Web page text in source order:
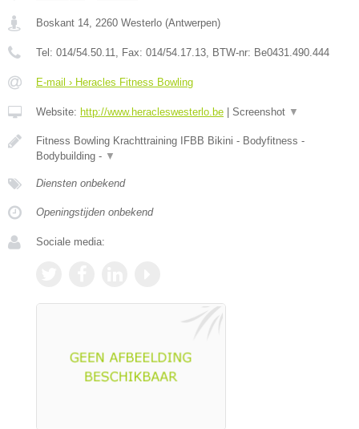
Boskant 14 2260 Westerlo (Antwerpen)
Tel: 014/54.50.11 , Fax: 014/54.17.13 , BTW-nr: Be0431.490.444
E-mail › Heracles Fitness Bowling
Website: http://www.heracleswesterlo.be Screenshot ▼
Fitness Bowling Krachttraining IFBB Bikini - Bodyfitness -
Bodybuilding - ▼
Diensten onbekend
Openingstijden onbekend
Sociale media: